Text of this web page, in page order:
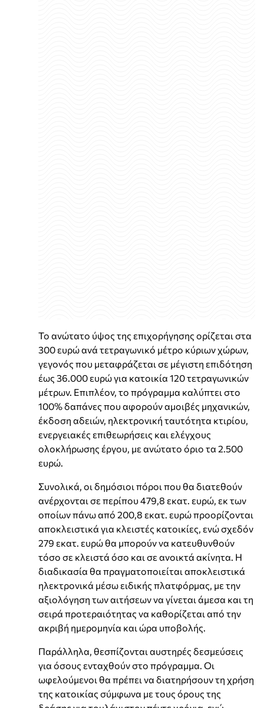
Το ανώτατο ύψος της επιχορήγησης ορίζεται στα
300 ευρώ ανά τετραγωνικό μέτρο κύριων χώρων,
γεγονός που μεταφράζεται σε μέγιστη επιδότηση
έως 36.000 ευρώ για κατοικία 120 τετραγωνικών
μέτρων. Επιπλέον, το πρόγραμμα καλύπτει στο
100% δαπάνες που αφορούν αμοιβές μηχανικών,
έκδοση αδειών, ηλεκτρονική ταυτότητα κτιρίου,
ενεργειακές επιθεωρήσεις και ελέγχους
ολοκλήρωσης έργου, με ανώτατο όριο τα 2.500
ευρώ.
Συνολικά, οι δημόσιοι πόροι που θα διατεθούν
ανέρχονται σε περίπου 479,8 εκατ. ευρώ, εκ των
οποίων πάνω από 200,8 εκατ. ευρώ προορίζονται
αποκλειστικά για κλειστές κατοικίες, ενώ σχεδόν
279 εκατ. ευρώ θα μπορούν να κατευθυνθούν
τόσο σε κλειστά όσο και σε ανοικτά ακίνητα. Η
διαδικασία θα πραγματοποιείται αποκλειστικά
ηλεκτρονικά μέσω ειδικής πλατφόρμας, με την
αξιολόγηση των αιτήσεων να γίνεται άμεσα και τη
σειρά προτεραιότητας να καθορίζεται από την
ακριβή ημερομηνία και ώρα υποβολής.
Παράλληλα, θεσπίζονται αυστηρές δεσμεύσεις
για όσους ενταχθούν στο πρόγραμμα. Οι
ωφελούμενοι θα πρέπει να διατηρήσουν τη χρήση
της κατοικίας σύμφωνα με τους όρους της